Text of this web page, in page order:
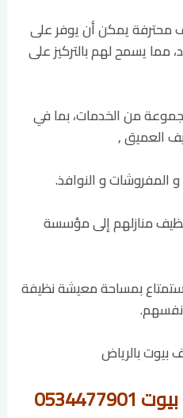
محترفة يمكن أن يوفر على
مما يسمح لهم بالتركيز على
من الخدمات، بما في
العميق ,
المفروشات و النوافذ.
منازلهم إلى مؤسسة
بمساحة معيشة نظيفة